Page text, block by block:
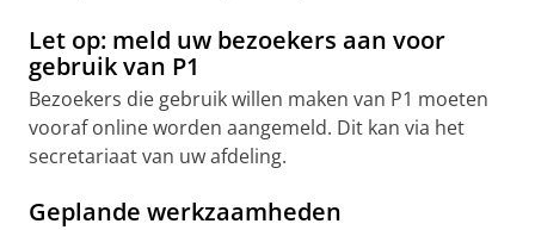
Let op: meld uw bezoekers aan voor
gebruik van P1
Bezoekers die gebruik willen maken van P1 moeten
vooraf online worden aangemeld. Dit kan via het
secretariaat van uw afdeling.
Geplande werkzaamheden